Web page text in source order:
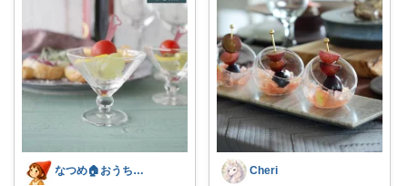
なつめ🏠️おうち時間大好き Cheri